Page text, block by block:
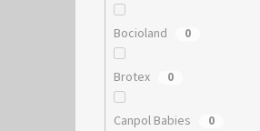
Bocioland 0
Brotex 0
Canpol Babies 0